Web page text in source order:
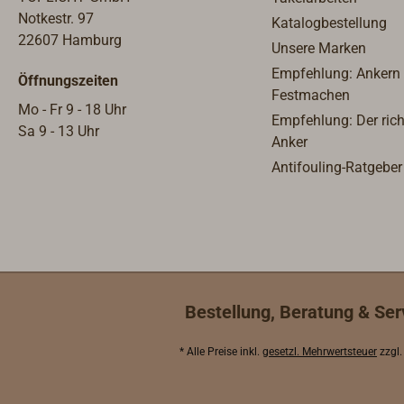
Notkestr. 97
22607 Hamburg
Öffnungszeiten
Mo - Fr 9 - 18 Uhr
Sa 9 - 13 Uhr
Katalogbestellung
Unsere Marken
Empfehlung: Ankern
Festmachen
Empfehlung: Der
Anker
Antifouling-Ratgeber
Bestellung, Beratung &
* Alle Preise inkl. gesetzl. Mehrwertsteuer zzgl.